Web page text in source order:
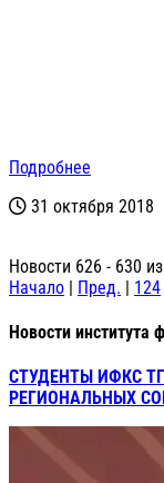
Подробнее
31 октября 2018
Новости 626 - 630
Начало | Пред. | 124
Новости института
СТУДЕНТЫ ИФКС
РЕГИОНАЛЬНЫХ